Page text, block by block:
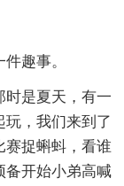
趣事。
时是夏天，有一
玩，我们来到了
赛捉蝌蚪，看谁
备开始小弟高喊